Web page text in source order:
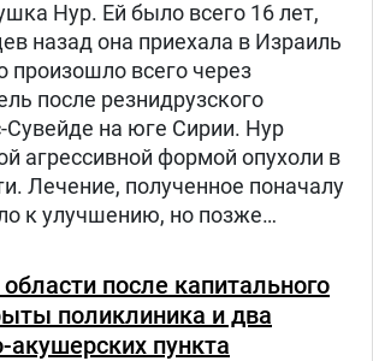
Нур. Ей было всего 16 лет,
назад она приехала в Израиль
произошло всего через
после резнидрузского
Сувейде на юге Сирии. Нур
агрессивной формой опухоли в
Лечение, полученное поначалу
к улучшению, но позже
болезни. Нур попала на
в рамках гуманитарного
ахим» («Кровные братья).
после капитального
поликлиника и два
пункта